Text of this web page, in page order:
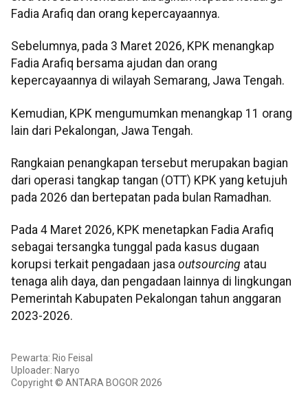
Fadia Arafiq dan orang kepercayaannya.
Sebelumnya, pada 3 Maret 2026, KPK menangkap
Fadia Arafiq bersama ajudan dan orang
kepercayaannya di wilayah Semarang, Jawa Tengah.
Kemudian, KPK mengumumkan menangkap 11 orang
lain dari Pekalongan, Jawa Tengah.
Rangkaian penangkapan tersebut merupakan bagian
dari operasi tangkap tangan (OTT) KPK yang ketujuh
pada 2026 dan bertepatan pada bulan Ramadhan.
Pada 4 Maret 2026, KPK menetapkan Fadia Arafiq
sebagai tersangka tunggal pada kasus dugaan
korupsi terkait pengadaan jasa outsourcing atau
tenaga alih daya, dan pengadaan lainnya di lingkungan
Pemerintah Kabupaten Pekalongan tahun anggaran
2023-2026.
Pewarta: Rio Feisal
Uploader: Naryo
Copyright © ANTARA BOGOR 2026